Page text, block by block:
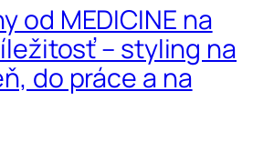
od MEDICINE na
– styling na
do práce a na